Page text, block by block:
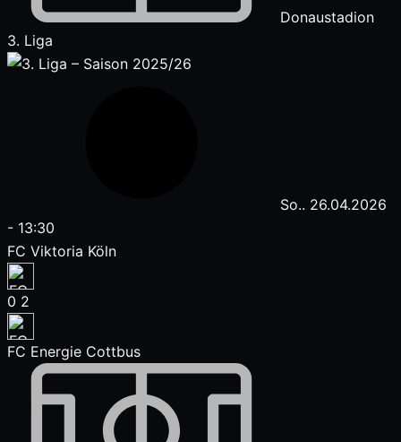
Donaustadion
3. Liga
So.. 26.04.2026
- 13:30
FC Viktoria Köln
0 2
FC Energie Cottbus